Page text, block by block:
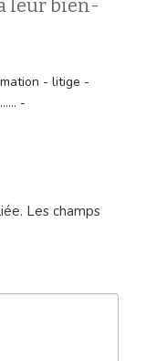
leur bien-
- litige -
-
Les champs